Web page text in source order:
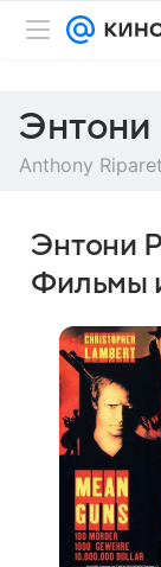
Энтони
Anthony
Энтони
Фильмы